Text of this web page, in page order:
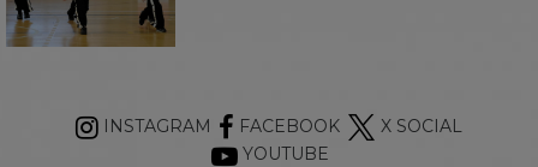
INSTAGRAM FACEBOOK
X SOCIAL
YOUTUBE